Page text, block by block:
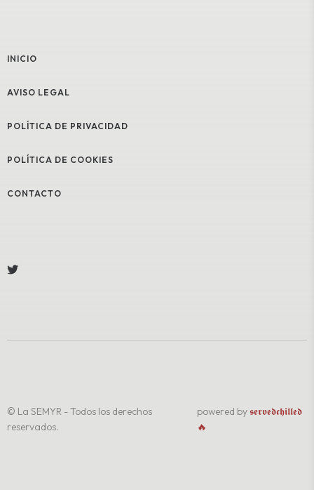
INICIO
AVISO LEGAL
POLÍTICA DE PRIVACIDAD
POLÍTICA DE COOKIES
CONTACTO
© La SEMYR - Todos los derechos
reservados.
powered by 𝖘𝖊𝖗𝖛𝖊𝖉𝖈𝖍𝖎𝖑𝖑𝖊𝖉
🔥